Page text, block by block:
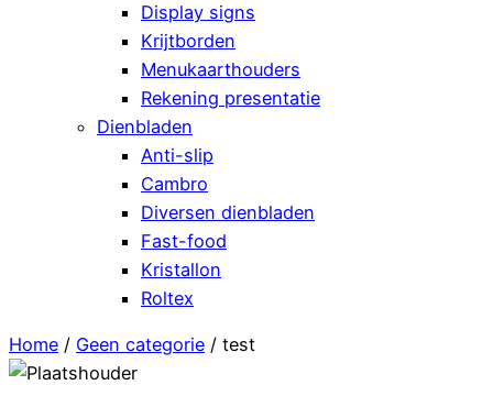
Display signs
Krijtborden
Menukaarthouders
Rekening presentatie
Dienbladen
Anti-slip
Cambro
Diversen dienbladen
Fast-food
Kristallon
Roltex
Home / Geen categorie / test